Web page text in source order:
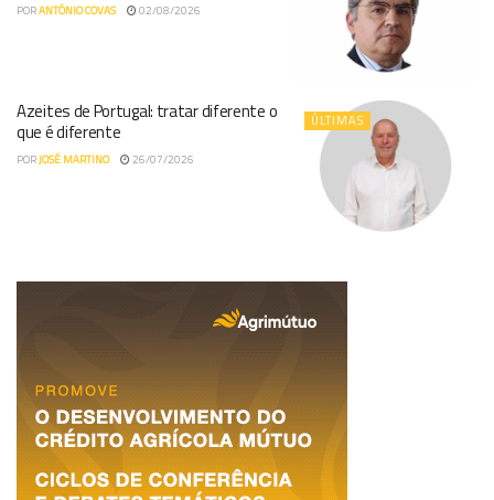
PORANTÓNIO COVAS 02/08/2026
ÚLTIMAS
Azeites de Portugal: tratar diferente o
que é diferente
PORJOSÉ MARTINO 26/07/2026